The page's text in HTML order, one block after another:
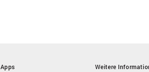
Apps
Weitere